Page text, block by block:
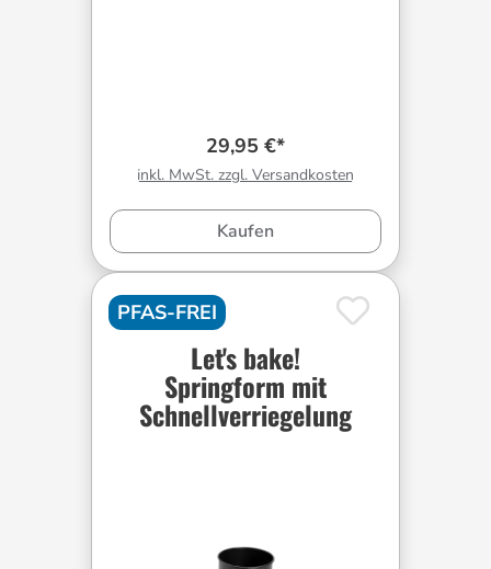
29,95 €*
inkl. MwSt. zzgl. Versandkosten
Kaufen
PFAS-FREI
Let's bake!
Springform mit
Schnellverriegelung